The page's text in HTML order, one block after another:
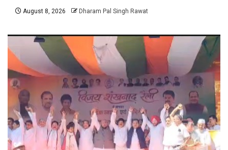
August 8, 2026 Dharam Pal Singh Rawat